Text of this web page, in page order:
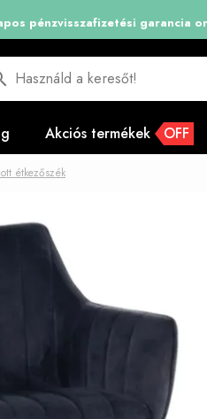
14 napig visszaküldhető online
Használd a keresőt!
Akciós termékek OFF
étkezőszék